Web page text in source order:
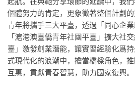
個體努力的肯定，更象徵著整個計劃
青年將攜手三大平臺，透過「同心企業
「滬港澳臺僑青年社團平臺」擴大社
臺」激發創業潛能，讓實習經驗化爲
式現代化的浪潮中，擔當橋樑角色，
互惠，貢獻青春智慧，助力國家復興。